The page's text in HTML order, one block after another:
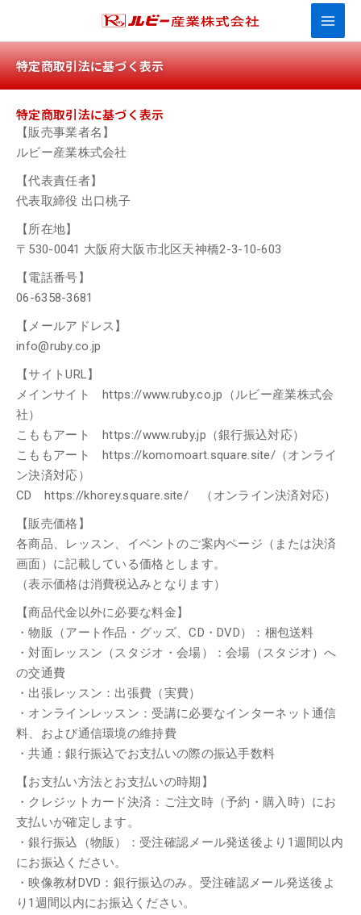
を
ス
キ
特定商取引法に基づく表示
特定商取引法に基づく表示
【販売事業者名】
ルビー産業株式会社
【代表責任者】
代表取締役 出口桃子
【所在地】
〒530-0041 大阪府大阪市北区天神橋2-3-10-603
【電話番号】
06-6358-3681
【メールアドレス】
info@ruby.co.jp
【サイトURL】
メインサイト https://www.ruby.co.jp（ルビー産業株式会
社）
こももアート https://www.ruby.jp（銀行振込対応）
こももアート https://komomoart.square.site/（オンライ
ン決済対応）
CD https://khorey.square.site/ （オンライン決済対応）
【販売価格】
各商品、レッスン、イベントのご案内ページ（または決済
画面）に記載している価格とします。
（表示価格は消費税込みとなります）
【商品代金以外に必要な料金】
・物販（アート作品・グッズ、CD・DVD）：梱包送料
・対面レッスン（スタジオ・会場）：会場（スタジオ）へ
の交通費
・出張レッスン：出張費（実費）
・オンラインレッスン：受講に必要なインターネット通信
料、および通信環境の維持費
・共通：銀行振込でお支払いの際の振込手数料
【お支払い方法とお支払いの時期】
・クレジットカード決済：ご注文時（予約・購入時）にお
支払いが確定します。
・銀行振込（物販）：受注確認メール発送後より1週間以内
にお振込ください。
・映像教材DVD：銀行振込のみ。受注確認メール発送後よ
り1週間以内にお振込ください。